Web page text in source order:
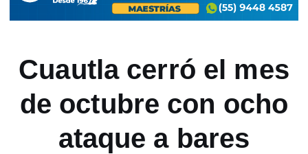
Cuautla cerró el mes
de octubre con ocho
ataque a bares